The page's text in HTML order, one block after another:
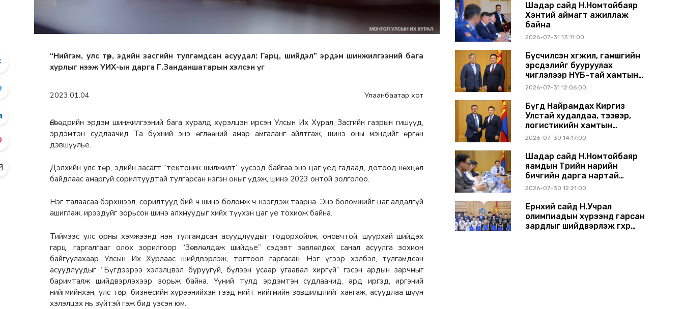
“Нийгэм, улс төр, эдийн засгийн тулгамдсан асуудал: Гарц, шийдэл” эрдэм шинжилгээний бага
хурлыг нээж УИХ-ын дарга Г.Занданшатарын хэлсэн үг
2023.01.04 Улаанбаатар хот
Өнөөдрийн эрдэм шинжилгээний бага хуралд хүрэлцэн ирсэн Улсын Их Хурал, Засгийн газрын гишүүд,
эрдэмтэн судлаачид Та бүхний энэ өглөөний амар амгаланг айлтгаж, шинэ оны мэндийг өргөн
дэвшүүлье.
Дэлхийн улс төр, эдийн засагт “тектоник шилжилт” үүсээд байгаа энэ цаг үед гадаад, дотоод нөхцөл
байдлаас амаргүй сорилтуудтай тулгарсан нэгэн оныг үдэж, шинэ 2023 онтой золголоо.
Нэг талаасаа бэрхшээл, сорилтууд бий ч шинэ боломж ч нээгдэж таарна. Энэ боломжийг цаг алдалгүй
ашиглаж, ирээдүйг зорьсон шинэ алхмуудыг хийх түүхэн цаг үе тохиож байна.
Тиймээс улс орны хэмжээнд нэн тулгамдсан асуудлуудыг тодорхойлж, оновчтой, шуурхай шийдэх
гарц, гаргалгааг олох зорилгоор “Зөвлөлдөж шийдье” сэдэвт зөвлөлдөх санал асуулга зохион
байгуулахаар Улсын Их Хурлаас шийдвэрлэж, тогтоол гаргасан. Нэг үгээр хэлбэл, тулгамдсан
асуудлуудыг “Бүгдээрээ хэлэлцвэл буруугүй, бүлээн усаар угаавал хиргүй” гэсэн ардын зарчмыг
баримталж шийдвэрлэхээр зорьж байна. Үүний тулд эрдэмтэн судлаачид, ард иргэд, иргэний
нийгмийнхэн, улс төр, бизнесийн хүрээнийхэн гээд нийт нийгмийн зөвшилцлийг хангаж, асуудлаа шүүн
хэлэлцэх нь зүйтэй гэж бид үзсэн юм.
Шадар сайд Н.Номтойбаяр
Хэнтий аймагт ажиллаж
байна
2026-07-31 13:11:00
Бүсчилсэн хөгжил, гамшгийн
эрсдэлийг бууруулах
чиглэлээр НҮБ-тай хамтын
ажиллагаагаа өргөжүүлэхээр
2026-07-31 12:06:00
Бүгд Найрамдах Киргиз
Улстай худалдаа, тээвэр,
логистикийн хамтын
ажиллагааг өргөжүүлнэ
2026-07-30 14:17:00
Шадар сайд Н.Номтойбаяр
яамдын Төрийн нарийн
бичгийн дарга нартай
шуурхай хуралдлаа
2026-07-30 12:21:00
Ерөнхий сайд Н.Учрал
олимпиадын хүрээнд гарсан
зардлыг шийдвэрлэж өгөхөөр